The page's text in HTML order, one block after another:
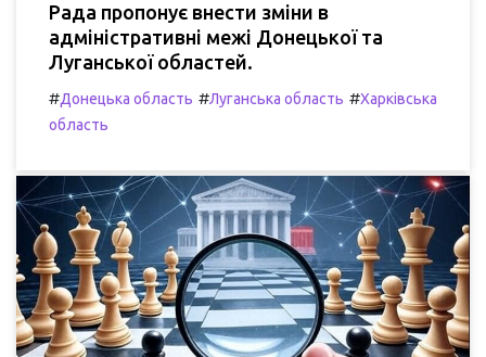
Рада пропонує внести зміни в
адміністративні межі Донецької та
Луганської областей.
#Донецька область #Луганська область #Харківська
область